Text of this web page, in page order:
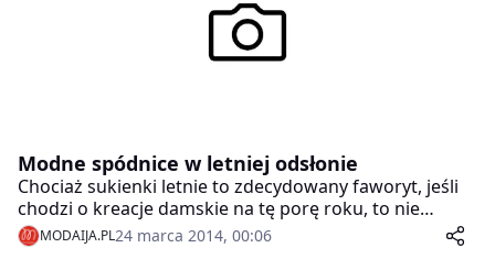
Modne spódnice w letniej odsłonie
Chociaż sukienki letnie to zdecydowany faworyt, jeśli
chodzi o kreacje damskie na tę porę roku, to nie
wszystkie panie są tego zdania. Dlatego projektanci
pomyśleli także o tych kobietach, które zdecydowanie
MODAIJA.PL24 marca 2014, 00:06